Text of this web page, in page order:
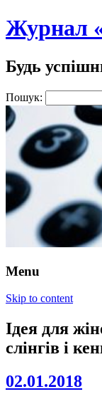
Журнал
Будь
Пошук:
Menu
Skip to content
Ідея для
слінгів і
02.01.2018